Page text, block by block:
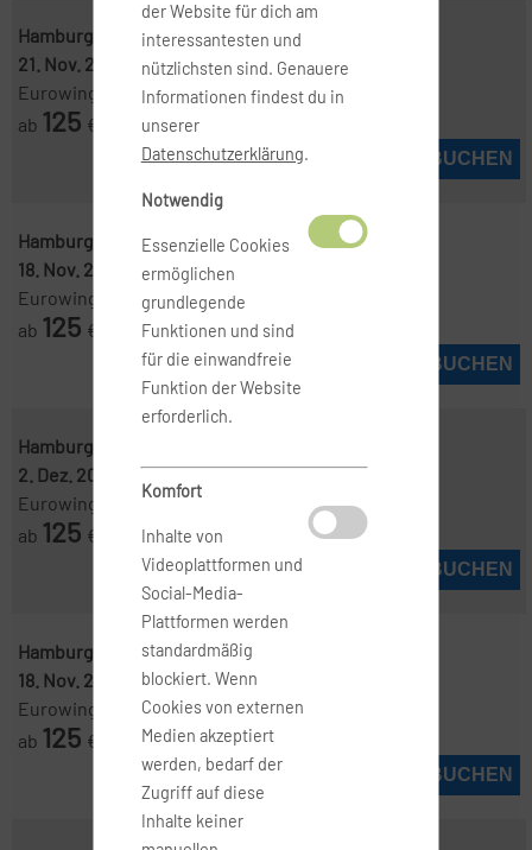
Hamburg ( HAM )-Lissabon ( LIS )
21. Nov. 2026
24. Nov. 2026
Eurowings
ab 125 €
JETZT BUCHEN
Hamburg ( HAM )-Lissabon ( LIS )
18. Nov. 2026
25. Nov. 2026
Eurowings
ab 125 €
JETZT BUCHEN
Hamburg ( HAM )
2. Dez. 2026
12. Dez. 2026
Eurowings
ab 125 €
JETZT BUCHEN
Hamburg ( HAM )-Lissabon ( LIS )
18. Nov. 2026
21. Nov. 2026
Eurowings
ab 125 €
JETZT BUCHEN
der Website für dich am
interessantesten und
nützlichsten sind. Genauere
Informationen findest du in
unserer
Datenschutzerklärung.
Notwendig
Essenzielle Cookies
ermöglichen
grundlegende
Funktionen und sind
für die einwandfreie
Funktion der Website
erforderlich.
Komfort
Inhalte von
Videoplattformen und
Social-Media-
Plattformen werden
standardmäßig
blockiert. Wenn
Cookies von externen
Medien akzeptiert
werden, bedarf der
Zugriff auf diese
Inhalte keiner